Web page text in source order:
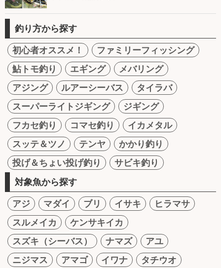
釣り方から探す
初心者オススメ！
ファミリーフィッシング
鮎トモ釣り
エギング
メバリング
アジング
ルアーシーバス
タイラバ
スーパーライトジギング
ジギング
フカセ釣り
コマセ釣り
イカメタル
スッテ＆ツノ
テンヤ
かかり釣り
投げ＆ちょい投げ釣り
サビキ釣り
対象魚から探す
アジ マダイ ブリ イサキ
ヒラマサ
スルメイカ
ケンサキイカ
スズキ（シーバス）
ナマズ
アユ
ニジマス
アマゴ イワナ
タチウオ